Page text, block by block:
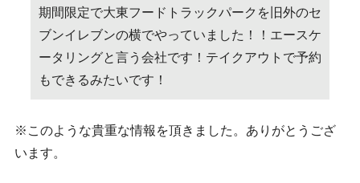
期間限定で大東フードトラックパークを旧外のセ
ブンイレブンの横でやっていました！！エースケ
ータリングと言う会社です！テイクアウトで予約
もできるみたいです！
※このような貴重な情報を頂きました。ありがとうござ
います。